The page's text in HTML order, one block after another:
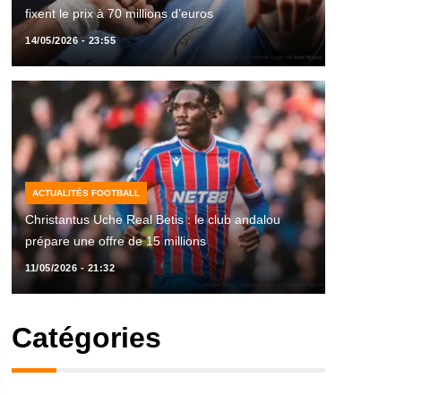
fixent le prix à 70 millions d’euros
14/05/2026 - 23:55
ACTUALITÉS FOOTBALL
Christantus Uche Real Betis : le club andalou
prépare une offre de 15 millions
11/05/2026 - 21:32
Catégories